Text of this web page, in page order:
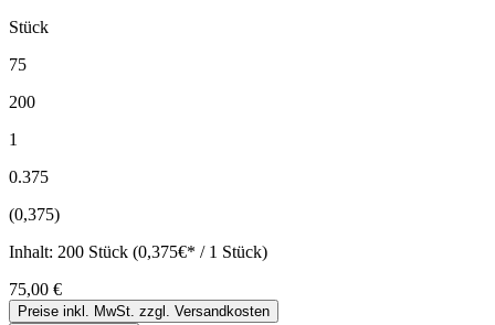
Stück
75
200
1
0.375
(0,375)
Inhalt: 200 Stück (0,375€* / 1 Stück)
75,00 €
Preise inkl. MwSt. zzgl. Versandkosten